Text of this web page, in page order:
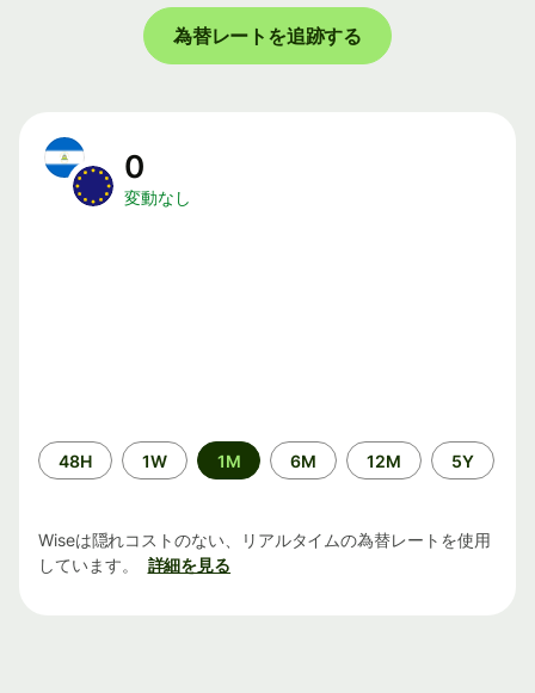
為替レートを追跡する
0
変動なし
期
間
48H 1W 1M 6M 12M 5Y
Wiseは隠れコストのない、リアルタイムの為替レートを使用
しています。
詳細を見る